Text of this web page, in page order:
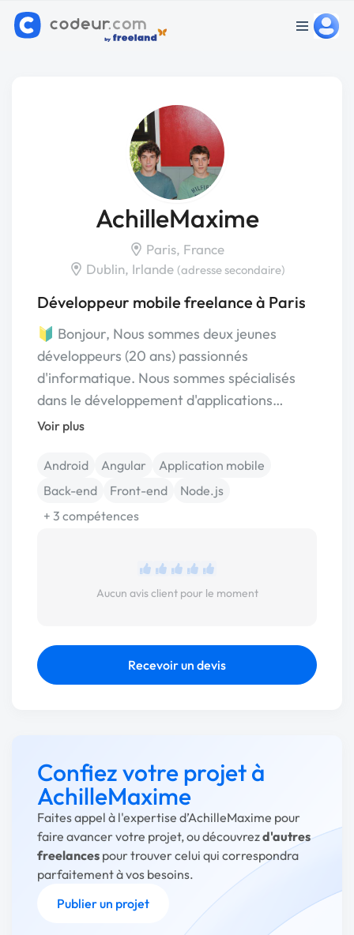
AchilleMaxime
Paris, France
Dublin, Irlande (adresse secondaire)
Développeur mobile freelance à Paris
🔰 Bonjour, Nous sommes deux jeunes
développeurs (20 ans) passionnés
d'informatique. Nous sommes spécialisés
dans le développement d'applications…
Voir plus
Android Angular
Application mobile
Back-end
Front-end
Node.js
+ 3 compétences
Aucun avis client pour le moment
Recevoir un devis
Confiez votre projet à
AchilleMaxime
Faites appel à l'expertise d’AchilleMaxime pour
faire avancer votre projet, ou découvrezd'autres
freelances pour trouver celui qui correspondra
parfaitement à vos besoins.
Publier un projet